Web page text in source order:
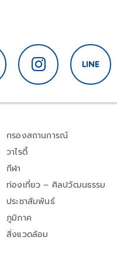
กรองสถานการณ์
วาไรตี้
กีฬา
ท่องเที่ยว – ศิลปวัฒนธรรม
ประชาสัมพันธ์
ภูมิภาค
สิ่งแวดล้อม